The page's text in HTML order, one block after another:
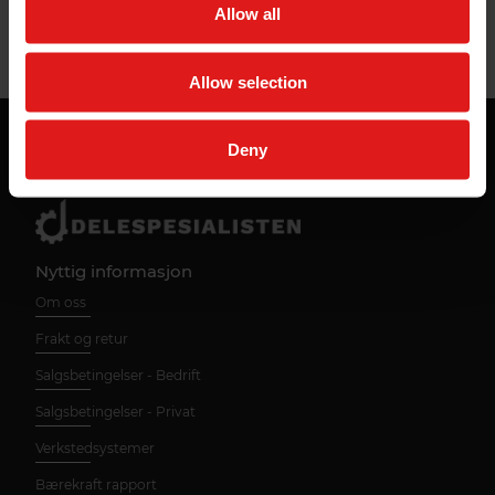
Allow all
Allow selection
Deny
Er mer lettflytende enn vanlige bremsevæsker
Nyttig informasjon
Om oss
Frakt og retur
Salgsbetingelser - Bedrift
Salgsbetingelser - Privat
Verkstedsystemer
Bærekraft rapport